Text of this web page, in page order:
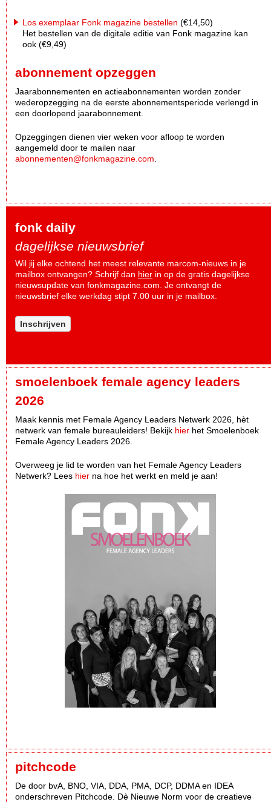
Los exemplaar Fonk magazine bestellen (€14,50)
Het bestellen van de digitale editie van Fonk magazine kan
ook (€9,49)
abonnement opzeggen
Jaarabonnementen en actieabonnementen worden zonder
wederopzegging na de eerste abonnementsperiode verlengd in
een doorlopend jaarabonnement.
Opzeggingen dienen vier weken voor afloop te worden
aangemeld door te mailen naar
abonnementen@fonkmagazine.com.
fonk daily
dagelijkse nieuwsbrief
Wil jij elke ochtend het meest relevante marcom-nieuws in je
mailbox ontvangen? Schrijf dan hier in op de gratis dagelijkse
nieuwsupdate van fonkmagazine.com. Je ontvangt de
nieuwsbrief elke werkdag stipt 7.00 uur in je mailbox.
Inschrijven
smoelenboek female agency leaders
2026
Maak kennis met Female Agency Leaders Netwerk 2026, hèt
netwerk van female bureauleiders! Bekijk hier het Smoelenboek
Female Agency Leaders 2026.
Overweeg je lid te worden van het Female Agency Leaders
Netwerk? Lees hier na hoe het werkt en meld je aan!
pitchcode
De door bvA, BNO, VIA, DDA, PMA, DCP, DDMA en IDEA
onderschreven Pitchcode. Dè Nieuwe Norm voor de creatieve